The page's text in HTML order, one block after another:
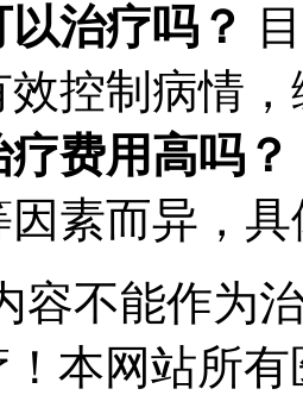
治疗吗？
效控制病情
费用高吗？
因素而异，
容不能作为
本网站所